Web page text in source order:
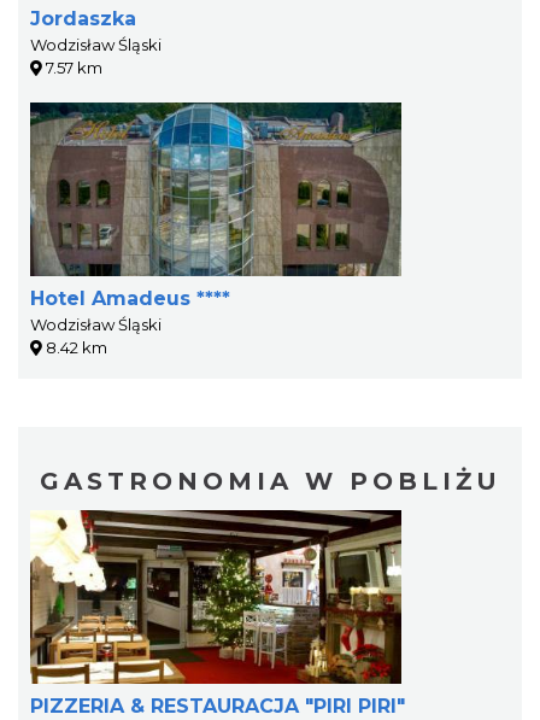
Jordaszka
Wodzisław Śląski
7.57 km
Hotel Amadeus ****
Wodzisław Śląski
8.42 km
GASTRONOMIA W POBLIŻU
PIZZERIA & RESTAURACJA "PIRI PIRI"